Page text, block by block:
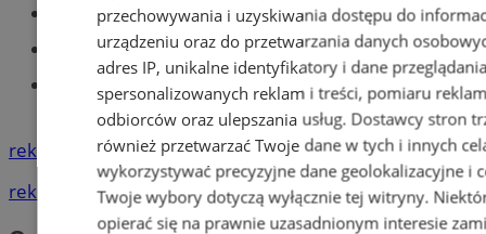
Części samochodowe do -70%!
Tworzenie stron www - Tychy
Znajdź pracę - codziennie nowe
ogłoszenia
reklama
reklama
przechowywania i uzyskiwania dostępu do
urządzeniu oraz do przetwarzania danych
adres IP, unikalne identyfikatory i dane
spersonalizowanych reklam i treści, pomiaru
odbiorców oraz ulepszania usług. Dostawcy stron
również przetwarzać Twoje dane w tych i innych
wykorzystywać precyzyjne dane geolokalizacyjne i
Twoje wybory dotyczą wyłącznie tej witryny.
opierać się na prawnie uzasadnionym interesie